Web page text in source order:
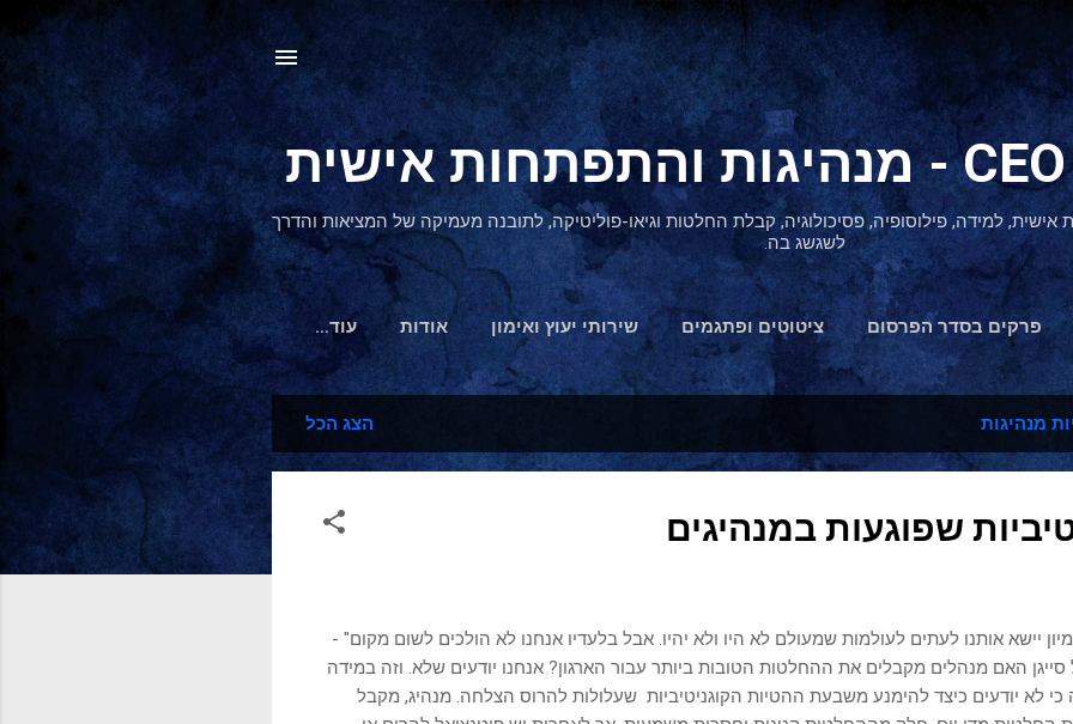
דילוג לתוכן הראשי
אישית, למידה, פילוסופיה, פסיכולוגיה, קבלת החלטות וגיאו-פוליטיקה, לתובנה מעמיקה של המציאות והדרך
לשגשג בה.
פרקים בסדר הפרסום ציטוטים ופתגמים שירותי יעוץ ואימון אודות ‏עוד…
הצהרת נגישות
מנהיגות הצג הכל
יישא אותנו לעתים לעולמות שמעולם לא היו ולא יהיו. אבל בלעדיו אנחנו לא הולכים לשום מקום" -
סייגן האם מנהלים מקבלים את ההחלטות הטובות ביותר עבור הארגון? אנחנו יודעים שלא. וזה במידה
כי לא יודעים כיצד להימנע משבעת ההטיות הקוגניטיביות שעלולות להרוס הצלחה. מנהיג, מקבל